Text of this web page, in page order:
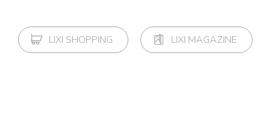
LIXI SHOPPING LIXI MAGAZINE